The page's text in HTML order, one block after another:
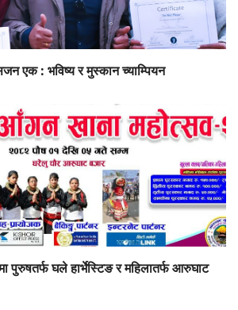
एक : भविष्य र मुस्कान च्याम्पियन
घले हार्भेस्टिङ र महिलातर्फ आरुघाट